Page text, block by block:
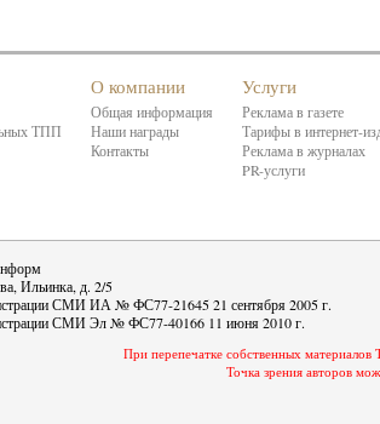
ТПП
О компании
Общая информация
Наши награды
Контакты
Услуги
Реклама в газете
Тарифы в интернет-
Реклама в журналах
PR-услуги
Ильинка, д. 2/5
СМИ ИА № ФС77-21645 21 сентября 2005 г.
СМИ Эл № ФС77-40166 11 июня 2010 г.
При перепечатке собственных
Точка зрения авторов